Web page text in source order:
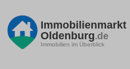
Immobilienmarkt
Oldenburg.de
Immobilien im Überblick